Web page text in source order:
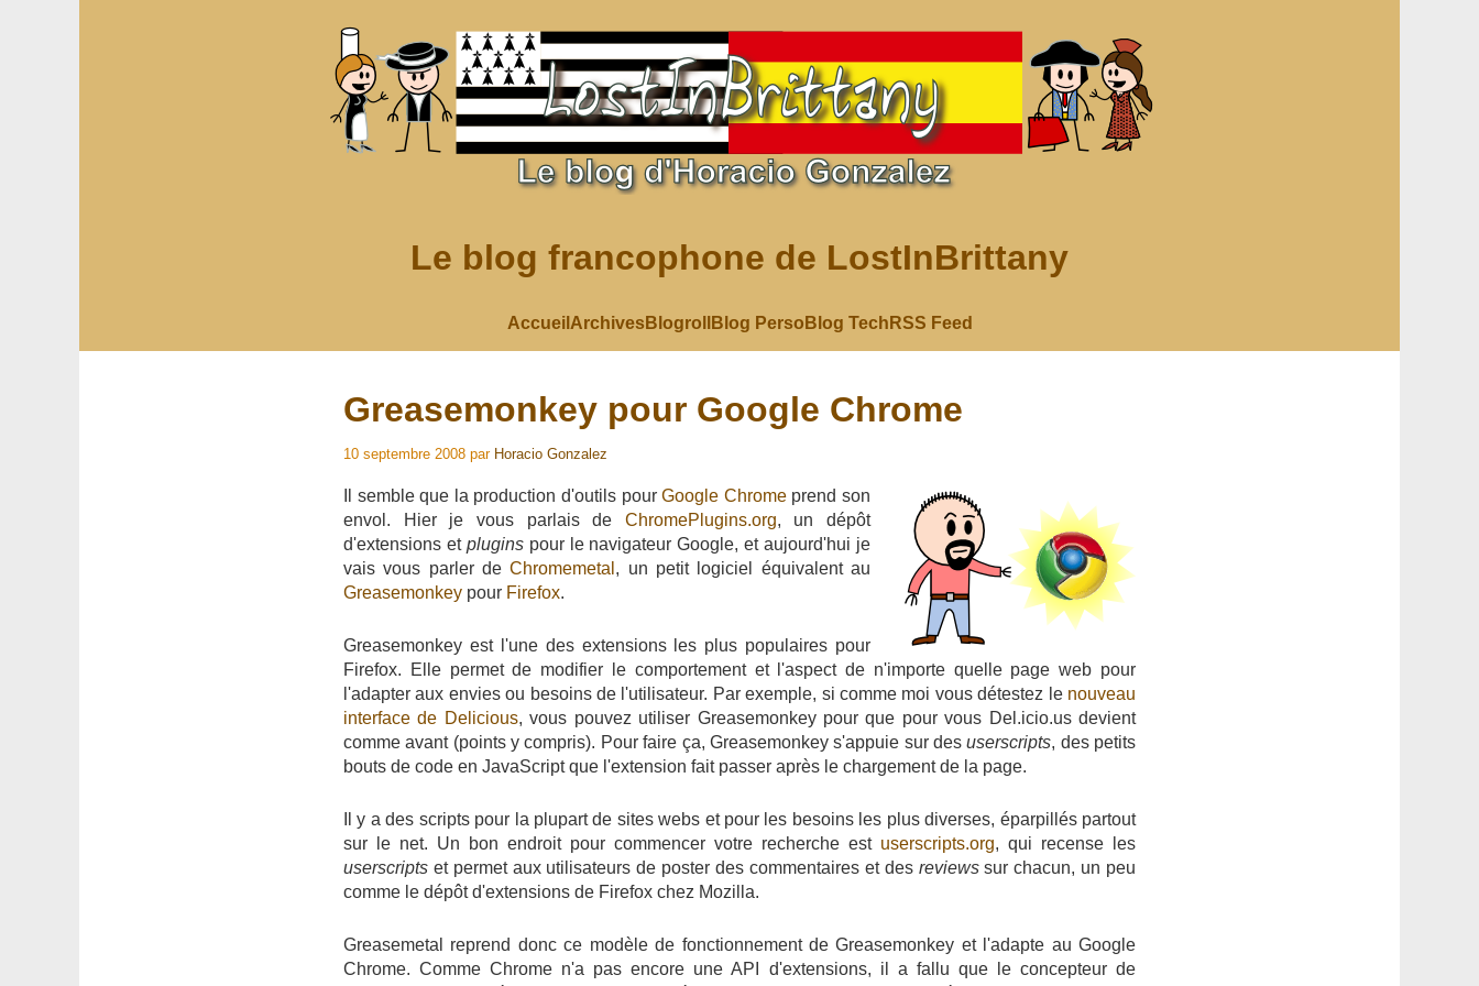
Le blog francophone de LostInBrittany
Accueil ArchivesBlogroll Blog Perso Blog Tech RSS Feed
Greasemonkey pour Google Chrome
10 septembre 2008 par Horacio Gonzalez
Il semble que la production d'outils pourGoogle Chromeprend son
envol. Hier je vous parlais de ChromePlugins.org, un dépôt
d'extensions et pluginspour le navigateur Google, et aujourd'hui je
vais vous parler deChromemetal , un petit logiciel équivalent au
Greasemonkey pour Firefox.
Greasemonkey est l'une des extensions les plus populaires pour
Firefox. Elle permet de modifier le comportement et l'aspect de n'importe quelle page web pour
l'adapter aux envies ou besoins de l'utilisateur. Par exemple, si comme moi vous détestez le nouveau
interface de Delicious, vous pouvez utiliser Greasemonkey pour que pour vous Del.icio.us devient
comme avant (points y compris). Pour faire ça, Greasemonkey s'appuie sur desuserscripts, des petits
bouts de code en JavaScript que l'extension fait passer après le chargement de la page.
Il y a des scripts pour la plupart de sites webs et pour les besoins les plus diverses, éparpillés partout
sur le net. Un bon endroit pour commencer votre recherche est userscripts.org, qui recense les
userscripts et permet aux utilisateurs de poster des commentaires et des reviewssur chacun, un peu
comme le dépôt d'extensions de Firefox chez Mozilla.
Greasemetal reprend donc ce modèle de fonctionnement de Greasemonkey et l'adapte au Google
Chrome. Comme Chrome n'a pas encore une API d'extensions, il a fallu que le concepteur de